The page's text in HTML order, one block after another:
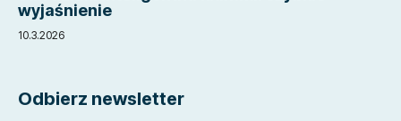
wyjaśnienie
10.3.2026
Odbierz newsletter